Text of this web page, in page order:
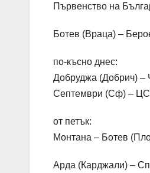
Първенство на
Ботев (Враца) –
по-късно днес:
Добруджа (Добрич) –
Септември (Сф) –
от петък:
Монтана – Ботев
Арда (Карджали) –